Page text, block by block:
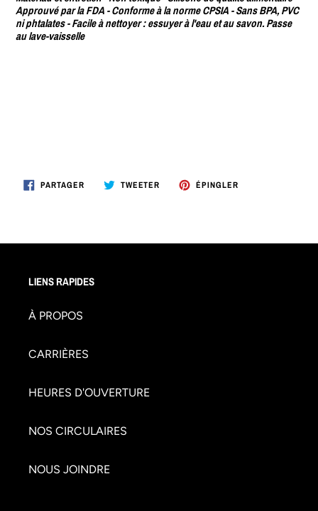
Approuvé par la FDA - Conforme à la norme CPSIA - Sans BPA, PVC
ni phtalates - Facile à nettoyer : essuyer à l'eau et au savon. Passe
au lave-vaisselle
PARTAGERPARTAGER
SUR
TWEETER TWEETERÉPINGLER
LIENS RAPIDES
À PROPOS
CARRIÈRES
HEURES D'OUVERTURE
NOS CIRCULAIRES
NOUS JOINDRE